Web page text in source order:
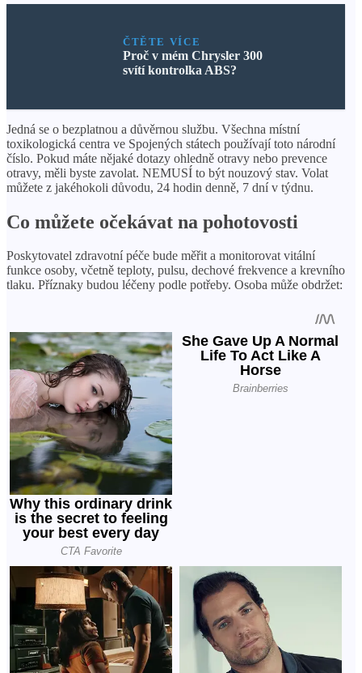
ČTĚTE VÍCE
Proč v mém Chrysler 300
svítí kontrolka ABS?
Jedná se o bezplatnou a důvěrnou službu. Všechna místní
toxikologická centra ve Spojených státech používají toto národní
číslo. Pokud máte nějaké dotazy ohledně otravy nebo prevence
otravy, měli byste zavolat. NEMUSÍ to být nouzový stav. Volat
můžete z jakéhokoli důvodu, 24 hodin denně, 7 dní v týdnu.
Co můžete očekávat na pohotovosti
Poskytovatel zdravotní péče bude měřit a monitorovat vitální
funkce osoby, včetně teploty, pulsu, dechové frekvence a krevního
tlaku. Příznaky budou léčeny podle potřeby. Osoba může obdržet: